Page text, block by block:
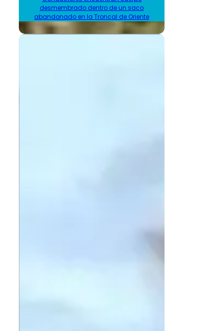
desmembrado dentro de un saco
abandonado en la Troncal de Oriente